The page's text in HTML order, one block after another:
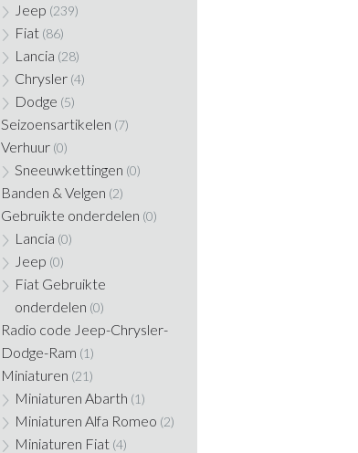
Jeep (239)
Fiat (86)
Lancia (28)
Chrysler (4)
Dodge (5)
Seizoensartikelen (7)
Verhuur (0)
Sneeuwkettingen (0)
Banden & Velgen (2)
Gebruikte onderdelen (0)
Lancia (0)
Jeep (0)
Fiat Gebruikte
onderdelen (0)
Radio code Jeep-Chrysler-
Dodge-Ram (1)
Miniaturen (21)
Miniaturen Abarth (1)
Miniaturen Alfa Romeo (2)
Miniaturen Fiat (4)